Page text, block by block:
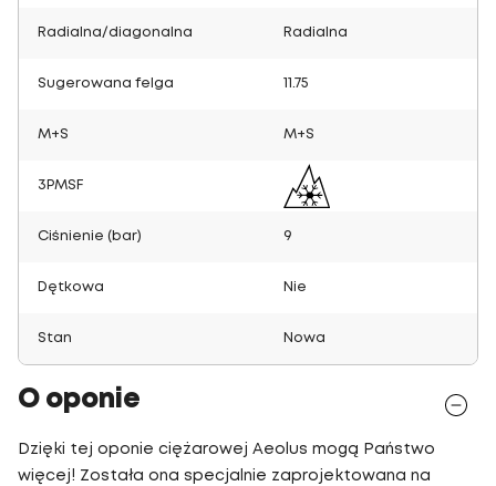
Radialna/diagonalna Radialna
Sugerowana felga 11.75
M+S M+S
3PMSF
Ciśnienie (bar) 9
Dętkowa Nie
Stan Nowa
O oponie
Dzięki tej oponie ciężarowej Aeolus mogą Państwo
więcej! Została ona specjalnie zaprojektowana na